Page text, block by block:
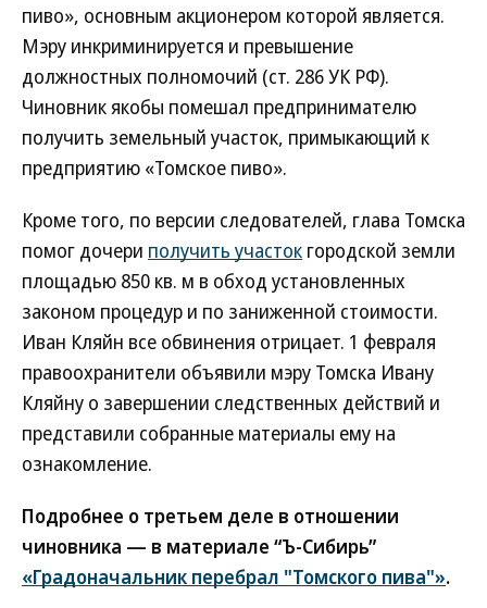
пиво», основным акционером которой является.
Мэру инкриминируется и превышение
должностных полномочий (ст. 286 УК РФ).
Чиновник якобы помешал предпринимателю
получить земельный участок, примыкающий к
предприятию «Томское пиво».
Кроме того, по версии следователей, глава Томска
помог дочери получить участок городской земли
площадью 850 кв. м в обход установленных
законом процедур и по заниженной стоимости.
Иван Кляйн все обвинения отрицает. 1 февраля
правоохранители объявили мэру Томска Ивану
Кляйну о завершении следственных действий и
представили собранные материалы ему на
ознакомление.
Подробнее о третьем деле в отношении
чиновника — в материале “Ъ-Сибирь”
«Градоначальник перебрал "Томского пива"».